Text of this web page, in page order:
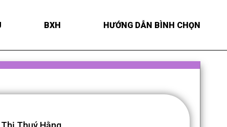
BXH HƯỚNG DẪN BÌNH CHỌN